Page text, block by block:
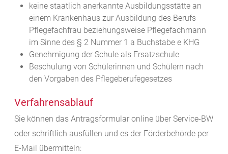
keine staatlich anerkannte Ausbildungsstätte an
einem Krankenhaus zur Ausbildung des Berufs
Pflegefachfrau beziehungsweise Pflegefachmann
im Sinne des § 2 Nummer 1 a Buchstabe e KHG
Genehmigung der Schule als Ersatzschule
Beschulung von Schülerinnen und Schülern nach
den Vorgaben des Pflegeberufegesetzes
Verfahrensablauf
Sie können das Antragsformular online über Service-BW
oder schriftlich ausfüllen und es der Förderbehörde per
E-Mail übermitteln: